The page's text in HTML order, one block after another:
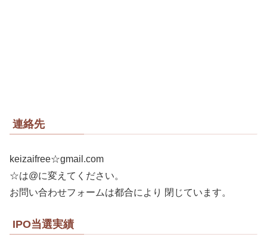
連絡先
keizaifree☆gmail.com
☆は@に変えてください。
お問い合わせフォームは都合により 閉じています。
IPO当選実績